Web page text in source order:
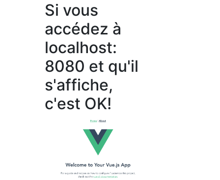
Si vous
accédez à
localhost:
8080 et qu'il
s'affiche,
c'est OK!